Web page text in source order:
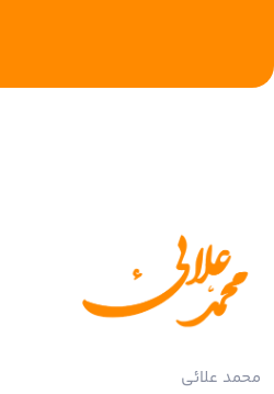
محمد علائی